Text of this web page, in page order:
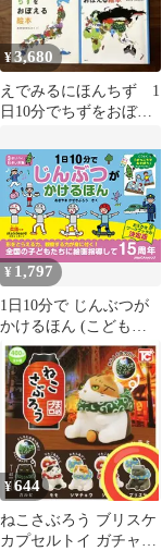
¥3,680
えでみるにほんちず 1
日10分でちずをおぼえ
おぼえる絵本
¥ 1,797
1日10分で じんぶつが
かけるほん (こども絵
本)／あきやまかぜさぶ
ろう
¥644
ねこさぶろう ブリスケ
カプセルトイ ガチャ